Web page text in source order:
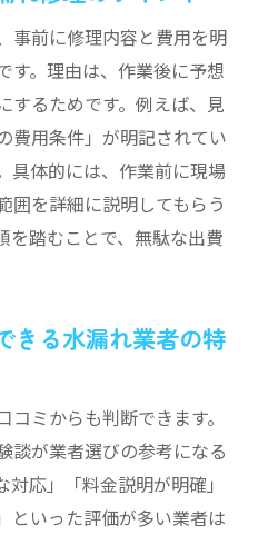
事前に修理内容と費用を明
す。理由は、作業後に予想
するためです。例えば、見
費用条件」が明記されてい
具体的には、作業前に現場
囲を詳細に説明してもらう
を踏むことで、無駄な出費
きる水漏れ業者の特
ミからも判断できます。
談が業者選びの参考になる
応」「料金説明が明確」
といった評価が多い業者は